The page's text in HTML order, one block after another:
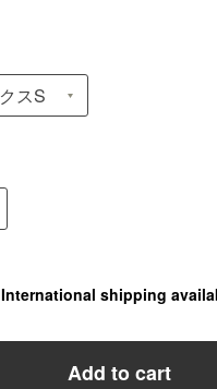
International shipping
Add to cart